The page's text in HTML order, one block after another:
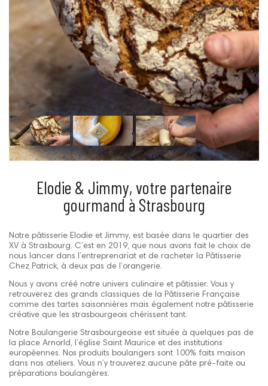
Elodie & Jimmy, votre partenaire
gourmand à Strasbourg
Notre pâtisserie Elodie et Jimmy, est basée dans le quartier des
XV à Strasbourg. C’est en 2019, que nous avons fait le choix de
nous lancer dans l’entreprenariat et de racheter la Pâtisserie
Chez Patrick, à deux pas de l’orangerie.
Nous y avons créé notre univers culinaire et pâtissier. Vous y
retrouverez des grands classiques de la Pâtisserie Française
comme des tartes saisonnières mais également notre pâtisserie
créative que les strasbourgeois chérissent tant.
Notre Boulangerie Strasbourgeoise est située à quelques pas de
la place Arnorld, l’église Saint Maurice et des institutions
européennes. Nos produits boulangers sont 100% faits maison
dans nos ateliers. Vous n’y trouverez aucune pâte pré-faite ou
préparations boulangères.